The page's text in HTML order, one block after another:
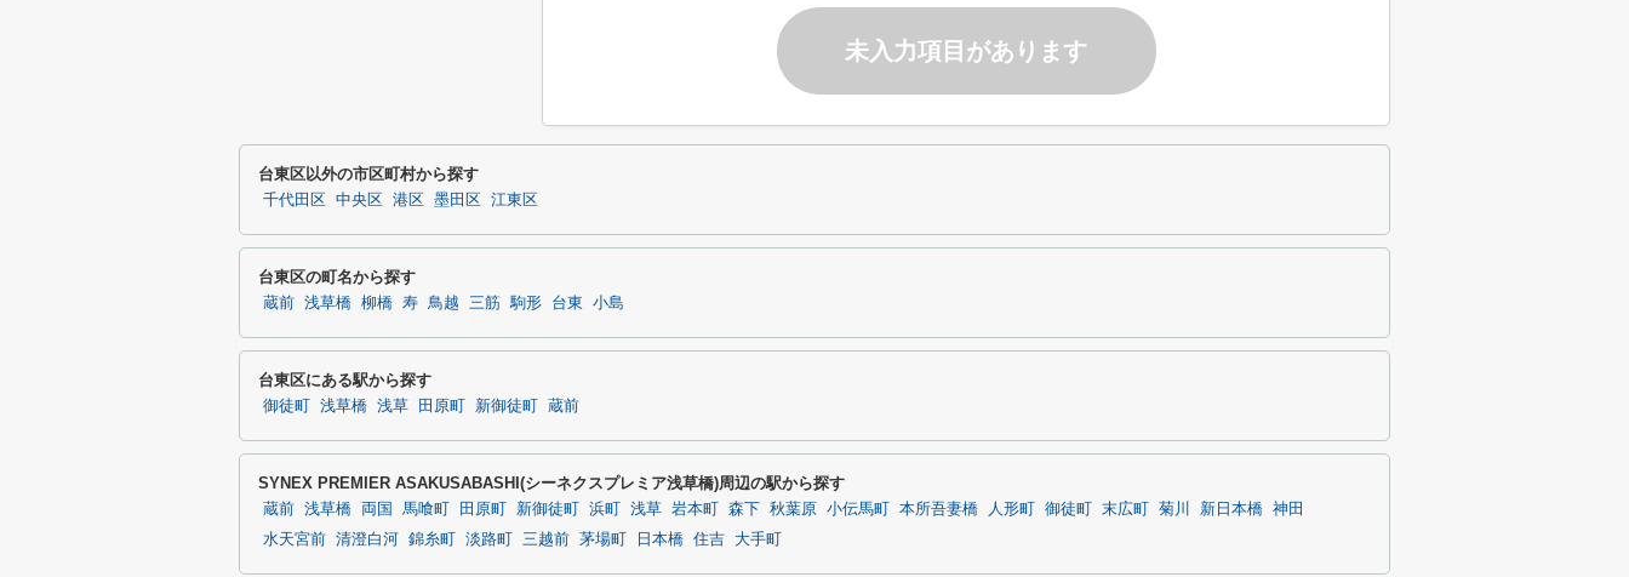
未入力項目があります
台東区以外の市区町村から探す
千代田区 中央区 港区 墨田区 江東区
台東区の町名から探す
蔵前 浅草橋 柳橋 寿 鳥越 三筋 駒形 台東 小島
台東区にある駅から探す
御徒町 浅草橋 浅草 田原町 新御徒町 蔵前
SYNEX PREMIER ASAKUSABASHI(シーネクスプレミア浅草橋)周辺の駅から探す
蔵前 浅草橋 両国 馬喰町 田原町 新御徒町 浜町 浅草 岩本町 森下 秋葉原 小伝馬町 本所吾妻橋 人形町 御徒町 末広町 菊川 新日本橋 神田
水天宮前 清澄白河 錦糸町 淡路町 三越前 茅場町 日本橋 住吉 大手町